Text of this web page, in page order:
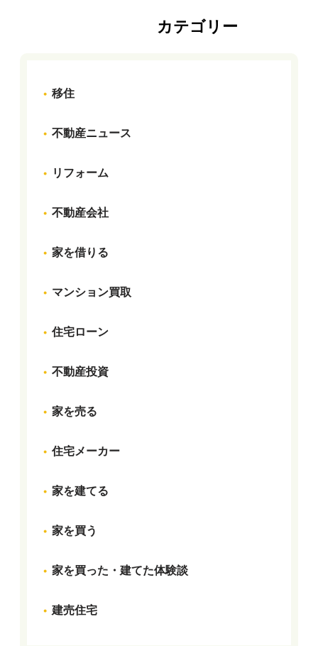
カテゴリー
移住
不動産ニュース
リフォーム
不動産会社
家を借りる
マンション買取
住宅ローン
不動産投資
家を売る
住宅メーカー
家を建てる
家を買う
家を買った・建てた体験談
建売住宅